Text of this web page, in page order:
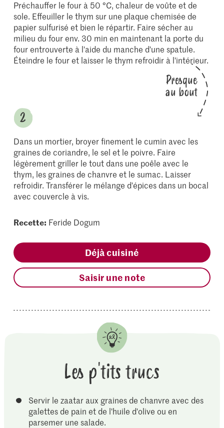
Préchauffer le four à 50 °C, chaleur de voûte et de
sole. Effeuiller le thym sur une plaque chemisée de
papier sulfurisé et bien le répartir. Faire sécher au
milieu du four env. 30 min en maintenant la porte du
four entrouverte à l'aide du manche d'une spatule.
Éteindre le four et laisser le thym refroidir à l'intérieur.
Presque
au bout
Dans un mortier, broyer finement le cumin avec les
graines de coriandre, le sel et le poivre. Faire
légèrement griller le tout dans une poêle avec le
thym, les graines de chanvre et le sumac. Laisser
refroidir. Transférer le mélange d'épices dans un bocal
avec couvercle à vis.
Recette: Feride Dogum
Déjà cuisiné
Saisir une note
Les p'tits trucs
Servir le zaatar aux graines de chanvre avec des
galettes de pain et de l'huile d'olive ou en
parsemer une salade.